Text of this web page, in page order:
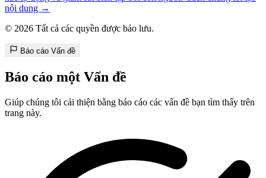
nội dung →
© 2026 Tất cả các quyền được bảo lưu.
Báo cáo Vấn đề
Báo cáo một Vấn đề
Giúp chúng tôi cải thiện bằng báo cáo các vấn đề bạn tìm thấy trên
trang này.